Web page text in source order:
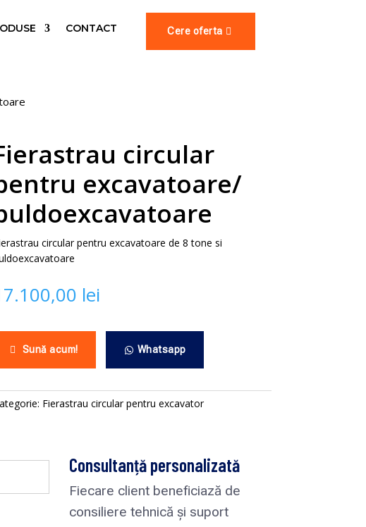
CONTACT Cere oferta
circular
excavatoare/
circular pentru excavatoare de 8 tone si
lei
Sună acum! Whatsapp
Fierastrau circular pentru excavator
Consultanță personalizată
Fiecare client beneficiază de
consiliere tehnică și suport